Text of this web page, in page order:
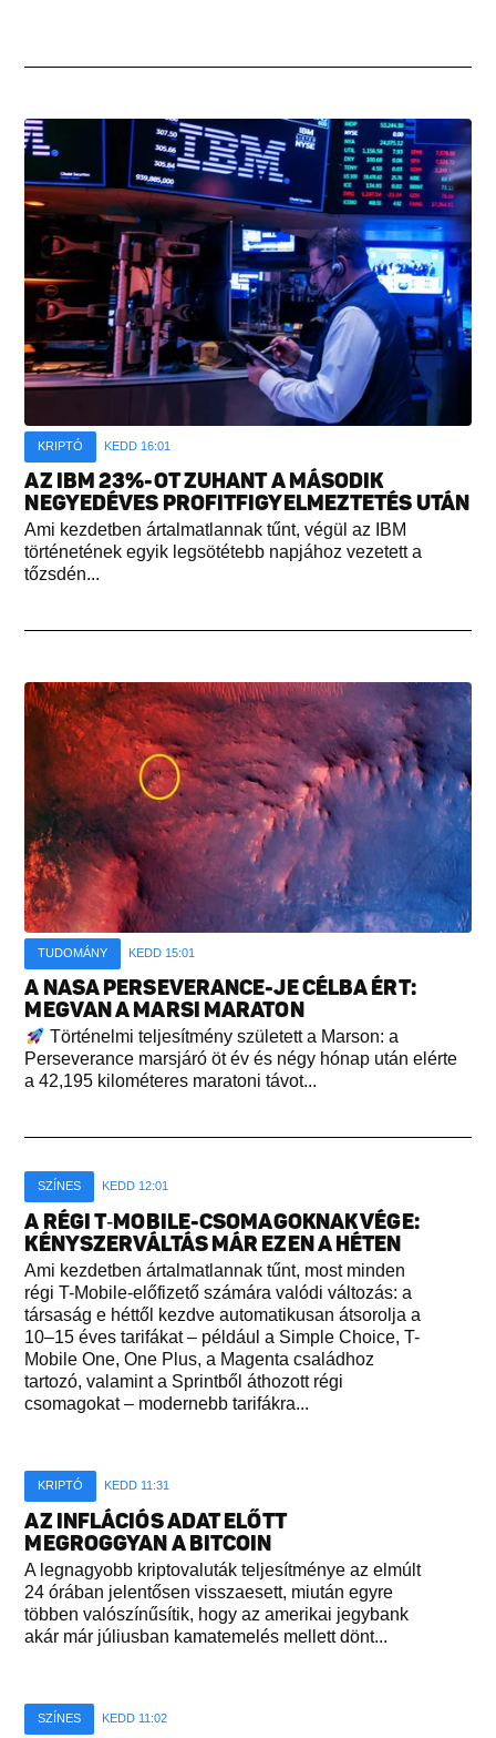
KRIPTÓ KEDD 16:01
AZ IBM 23%-OT ZUHANT A MÁSODIK
NEGYEDÉVES PROFITFIGYELMEZTETÉS UTÁN
Ami kezdetben ártalmatlannak tűnt, végül az IBM
történetének egyik legsötétebb napjához vezetett a
tőzsdén...
TUDOMÁNY KEDD 15:01
A NASA PERSEVERANCE-JE CÉLBA ÉRT:
MEGVAN A MARSI MARATON
Történelmi teljesítmény született a Marson: a
Perseverance marsjáró öt év és négy hónap után elérte
a 42,195 kilométeres maratoni távot...
SZÍNES KEDD 12:01
A RÉGI T‑MOBILE-CSOMAGOKNAK VÉGE:
KÉNYSZERVÁLTÁS MÁR EZEN A HÉTEN
Ami kezdetben ártalmatlannak tűnt, most minden
régi T-Mobile-előfizető számára valódi változás: a
társaság e héttől kezdve automatikusan átsorolja a
10–15 éves tarifákat – például a Simple Choice, T-
Mobile One, One Plus, a Magenta családhoz
tartozó, valamint a Sprintből áthozott régi
csomagokat – modernebb tarifákra...
KRIPTÓ KEDD 11:31
AZ INFLÁCIÓS ADAT ELŐTT
MEGROGGYAN A BITCOIN
A legnagyobb kriptovaluták teljesítménye az elmúlt
24 órában jelentősen visszaesett, miután egyre
többen valószínűsítik, hogy az amerikai jegybank
akár már júliusban kamatemelés mellett dönt...
SZÍNES KEDD 11:02